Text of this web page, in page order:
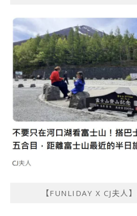
【FUNLIDAY X CJ夫人